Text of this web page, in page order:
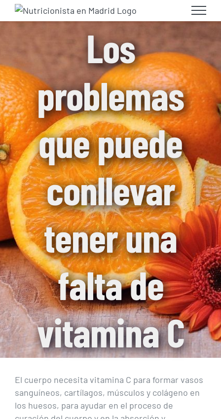
Skip
to
Los
problemas
que puede
conllevar
tener una
falta de
vitamina C
El cuerpo necesita vitamina C para formar vasos
sanguíneos, cartílagos, músculos y colágeno en
los huesos, para ayudar en el proceso de